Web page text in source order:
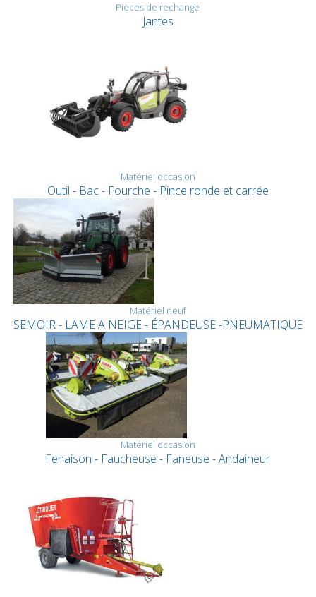
Pièces de rechange
Jantes
Matériel occasion
Outil - Bac - Fourche - Pince ronde et carrée
Matériel neuf
SEMOIR - LAME A NEIGE - ÉPANDEUSE -PNEUMATIQUE
Matériel occasion
Fenaison - Faucheuse - Faneuse - Andaineur